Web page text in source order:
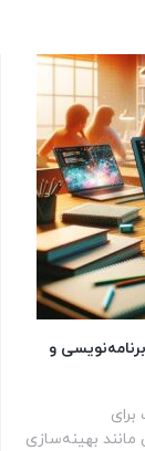
و
بهینه‌سازی